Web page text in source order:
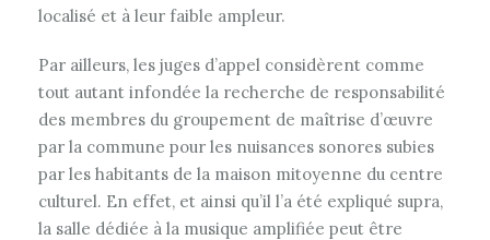
localisé et à leur faible ampleur.
Par ailleurs, les juges d’appel considèrent comme
tout autant infondée la recherche de responsabilité
des membres du groupement de maîtrise d’œuvre
par la commune pour les nuisances sonores subies
par les habitants de la maison mitoyenne du centre
culturel. En effet, et ainsi qu’il l’a été expliqué supra,
la salle dédiée à la musique amplifiée peut être